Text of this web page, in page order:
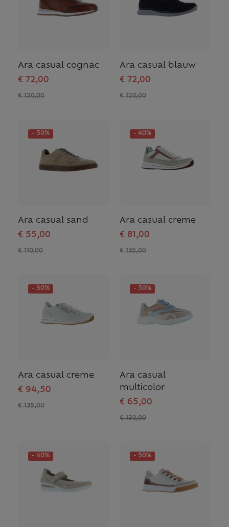
Ara casual cognac
€ 72,00
€ 120,00
Ara casual blauw
€ 72,00
€ 120,00
- 50%
Ara casual sand
€ 55,00
€ 110,00
- 40%
Ara casual creme
€ 81,00
€ 135,00
- 30%
Ara casual creme
€ 94,50
€ 135,00
- 50%
Ara casual
multicolor
€ 65,00
€ 130,00
- 40% - 50%